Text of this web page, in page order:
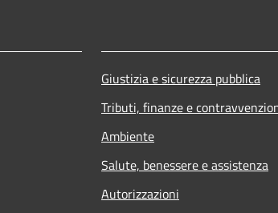
Giustizia e sicurezza pubblica
Tributi, finanze e
Ambiente
Salute, benessere e assistenza
Autorizzazioni